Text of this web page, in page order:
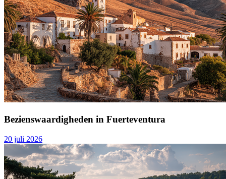
Bezienswaardigheden in Fuerteventura
20 juli 2026